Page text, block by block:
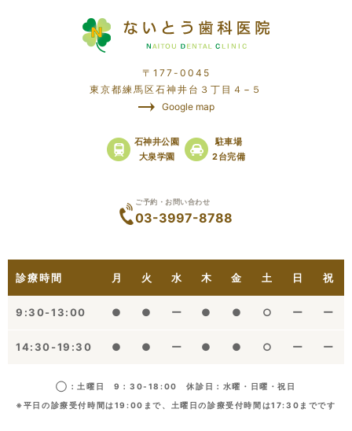
〒177-0045
東京都練馬区石神井台３丁目４−５
Google map
石神井公園
大泉学園
駐車場
2台完備
ご予約・お問い合わせ
03-3997-8788
診療時間 月 火 水 木 金 土 日 祝
9:30-13:00 ● ● ー ● ● ○ ー ー
14:30-19:30 ● ● ー ● ● ○ ー ー
◯：土曜日 9：30-18:00 休診日：水曜・日曜・祝日
※平日の診療受付時間は19:00まで、土曜日の診療受付時間は17:30までです